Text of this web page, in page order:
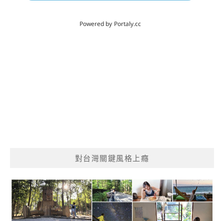
對台灣關鍵風格上癮